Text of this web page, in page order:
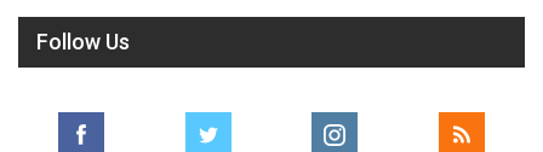
Follow Us